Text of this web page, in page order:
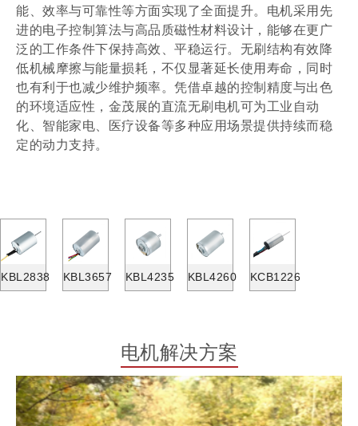
能、效率与可靠性等方面实现了全面提升。电机采用先
进的电子控制算法与高品质磁性材料设计，能够在更广
泛的工作条件下保持高效、平稳运行。无刷结构有效降
低机械摩擦与能量损耗，不仅显著延长使用寿命，同时
也有利于也减少维护频率。凭借卓越的控制精度与出色
的环境适应性，金茂展的直流无刷电机可为工业自动
化、智能家电、医疗设备等多种应用场景提供持续而稳
定的动力支持。
KBL2838 KBL3657 KBL4235 KBL4260 KCB1226
电机解决方案